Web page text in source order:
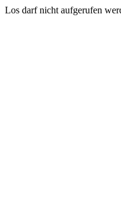
Los darf nicht aufgerufen